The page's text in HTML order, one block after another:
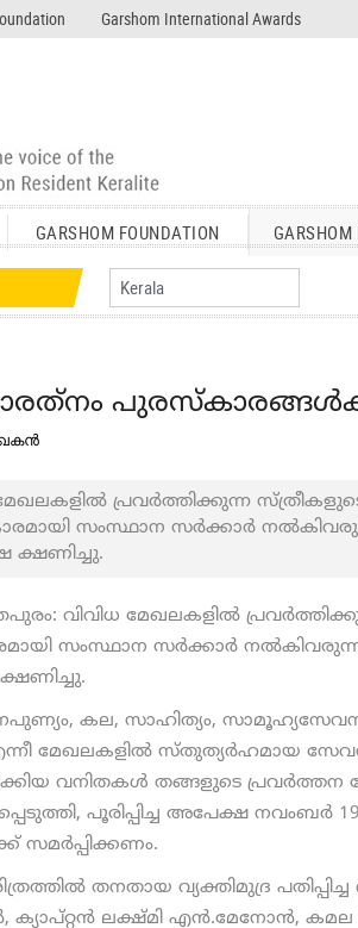
Garshom International Awards
GARSHOM FOUNDATION
പ്രവര്‍ത്തിക്കുന്ന
സംസ്ഥാന സര്‍ക്കാര്‍
ക്ഷണിച്ചു.
വിവിധ മേഖലകളില്‍
സംസ്ഥാന സര്‍ക്കാര്‍
കല, സാഹിത്യം,
മേഖലകളില്‍ സ്തുത്യര്‍ഹമായ
വനിതകള്‍ തങ്ങളുടെ പ്രവര്‍ത്തന
പൂരിപ്പിച്ച അപേക്ഷ നവംബര്‍
സമര്‍പ്പിക്കണം.
തനതായ വ്യക്തിമുദ്ര
ക്യാപ്റ്റന്‍ ലക്ഷ്മി എന്‍.മേനോന്‍, കമല